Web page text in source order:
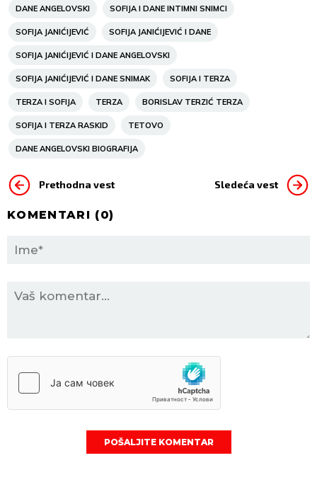
DANE ANGELOVSKI SOFIJA I DANE INTIMNI SNIMCI
SOFIJA JANIĆIJEVIĆ SOFIJA JANIĆIJEVIĆ I DANE
SOFIJA JANIĆIJEVIĆ I DANE ANGELOVSKI
SOFIJA JANIĆIJEVIĆ I DANE SNIMAK SOFIJA I TERZA
TERZA I SOFIJA TERZA BORISLAV TERZIĆ TERZA
SOFIJA I TERZA RASKID TETOVO
DANE ANGELOVSKI BIOGRAFIJA
Prethodna vest Sledeća vest
KOMENTARI (0)
POŠALJITE KOMENTAR